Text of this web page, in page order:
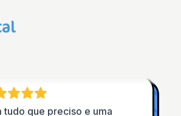
Herrmann
tudo que preciso e uma
maravilhosa.